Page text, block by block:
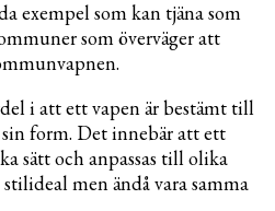
exempel som kan tjäna som
som överväger att
i att ett vapen är bestämt till
form. Det innebär att ett
sätt och anpassas till olika
men ändå vara samma